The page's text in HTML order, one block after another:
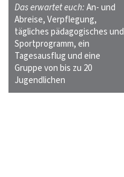
Das erwartet euch:An- und
Abreise, Verpflegung,
tägliches pädagogisches und
Sportprogramm, ein
Tagesausflug und eine
Gruppe von bis zu 20
Jugendlichen